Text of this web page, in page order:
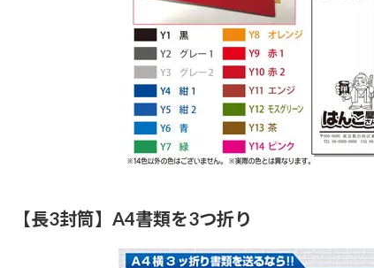
【長3封筒】A4書類を3つ折り